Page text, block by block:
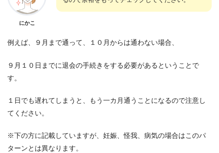
にかこ
例えば、９月まで通って、１０月からは通わない場合、
９月１０日までに退会の手続きをする必要があるということで
す。
１日でも遅れてしまうと、もう一カ月通うことになるので注意し
てください。
※下の方に記載していますが、妊娠、怪我、病気の場合はこのパ
ターンとは異なります。